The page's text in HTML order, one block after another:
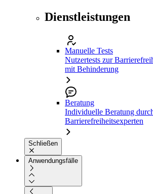
Dienstleistungen
Manuelle Tests
Nutzertests zur
mit Behinderung
Beratung
Individuelle Beratung
Barrierefreiheitsexperten
Schließen
Anwendungsfälle